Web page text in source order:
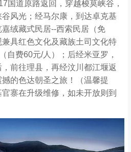
国道原路返回，穿越梭莫峡谷，
风光；经马尔康，到达卓克基
绒藏式民居--西索民居（免
具红色文化及藏族土司文化特
自费60元/人）；后经米亚罗，
前往理县，再经汶川都江堰返
的色达朝圣之旅！（温馨提
寨在升级维修，如未开放则到